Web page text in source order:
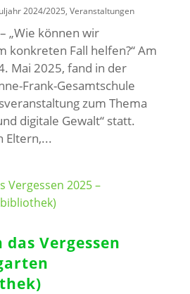
2024/2025, Veranstaltungen
„Wie können wir
konkreten Fall helfen?“ Am
Mai 2025, fand in der
Frank-Gesamtschule
zum Thema
digitale Gewalt“ statt.
Eltern,...
das Vergessen